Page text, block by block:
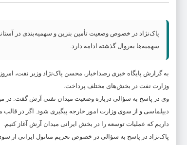
پاک‌نژاد در خصوص وضعیت تأمین بنزین و سهمیه‌بندی در
سهمیه‌ها به‌روال گذشته ادامه دارد.
به گزارش پایگاه خبری رصداخبار، محسن پاک‌نژاد وزیر نفت،
وزارت نفت در بخش‌های مختلف پرداخت.
وی در پاسخ به سؤالی درباره وضعیت میدان نفتی آرش گفت: در
دیپلماسی و از سوی وزارت امور خارجه پیگیری شود. اگر در قالب
داریم که عملیات توسعه را در بخش ایرانی میدان آرش آغاز کنیم.
پاک‌نژاد در پاسخ به سؤالی در خصوص تحریم متانول ایرانی از